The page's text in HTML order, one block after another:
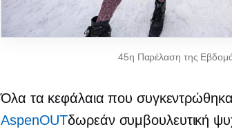
45η Παρέλαση της
Όλα τα κεφάλαια που
AspenOUTδωρεάν συμβουλευτική